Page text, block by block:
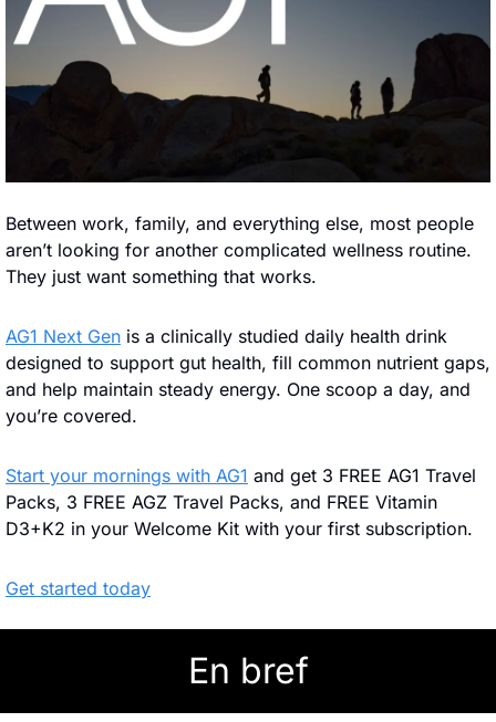
Between work, family, and everything else, most people
aren’t looking for another complicated wellness routine.
They just want something that works.
AG1 Next Gen is a clinically studied daily health drink
designed to support gut health, fill common nutrient gaps,
and help maintain steady energy. One scoop a day, and
you’re covered.
Start your mornings with AG1 and get 3 FREE AG1 Travel
Packs, 3 FREE AGZ Travel Packs, and FREE Vitamin
D3+K2 in your Welcome Kit with your first subscription.
Get started today
En bref